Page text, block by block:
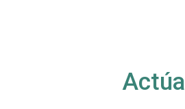
Actúa